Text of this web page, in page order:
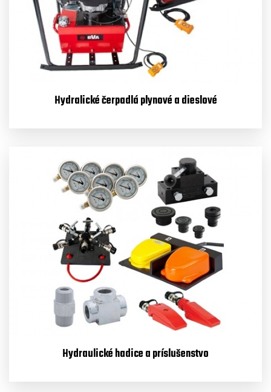
Hydralické čerpadlá plynové a dieslové
Hydraulické hadice a príslušenstvo